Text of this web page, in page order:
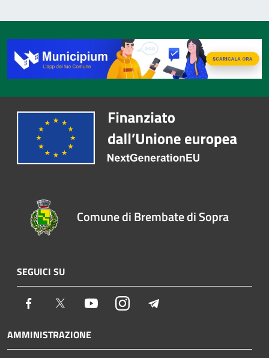
Comune di Brembate di Sopra
SEGUICI SU
Facebook Twitter YoutubeInstagram
AMMINISTRAZIONE